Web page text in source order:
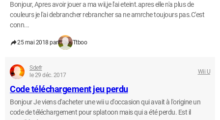
Bonjour, Apres avoir jouer a ma wii,je l'ai eteint.apres elle n'a plus de
couleurs je l'ai debrancher rebrancher sa ne amrche toujours pas.C'est
conn...
25 mai 2018 par Ttboo
Sdefr
le 29 déc. 2017
Wii U
Code téléchargement jeu perdu
Bonjour Je viens d'acheter une wii u d'occasion qui avait à l'origine un
code de téléchargement pour splatoon mais qui a été perdu. Est il